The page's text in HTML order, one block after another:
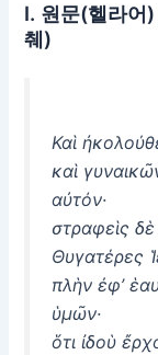
Ⅰ. 원문(헬라
췌)
Καὶ
καὶ
αὐτόν·
στραφεὶς
Θυγατέρες
πλὴν ἐφ’
ὑμῶν·
ὅτι ἰδοὺ